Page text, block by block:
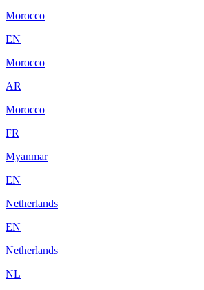
Morocco
EN
Morocco
AR
Morocco
FR
Myanmar
EN
Netherlands
EN
Netherlands
NL